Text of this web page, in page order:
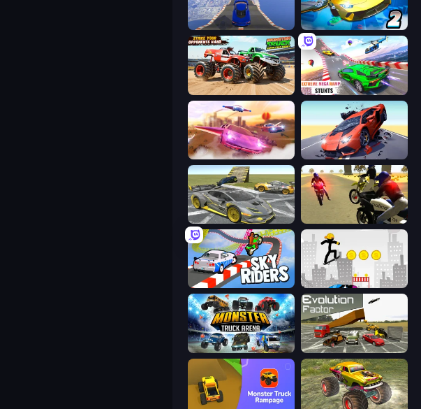
Mega Ramp Car Stunt Ultimate Flying Car 2
Monster Truck Demolition Derby Impossible Mega Ramp Car Stunt
Ultimate Flying Car Hyper Cars Ramp Crash
Wrong Way 3D Moto Simulator 2
Sky Riders Stickman Skate: 360 Epic City
Monster Truck Arena Evolution Factor